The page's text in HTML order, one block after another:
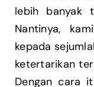
lebih banyak
Nantinya,
kepada
ketertarikan
Dengan cara